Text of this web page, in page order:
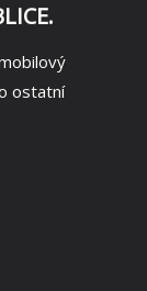
ostatní